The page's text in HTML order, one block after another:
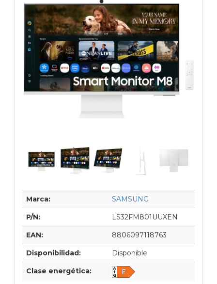
Marca: SAMSUNG
P/N: LS32FM801UUXEN
EAN: 8806097118763
Disponibilidad: Disponible
Clase energética: